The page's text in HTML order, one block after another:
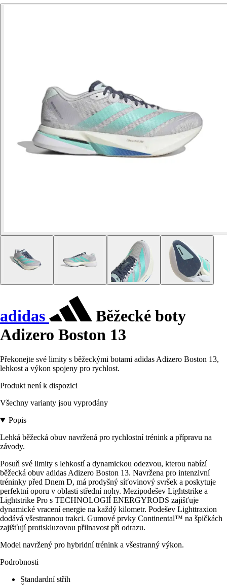
adidas
Běžecké boty
Adizero Boston 13
Překonejte své limity s běžeckými botami adidas Adizero Boston 13,
lehkost a výkon spojeny pro rychlost.
Produkt není k dispozici
Všechny varianty jsou vyprodány
Popis
Lehká běžecká obuv navržená pro rychlostní trénink a přípravu na
závody.
Posuň své limity s lehkostí a dynamickou odezvou, kterou nabízí
běžecká obuv adidas Adizero Boston 13. Navržena pro intenzivní
tréninky před Dnem D, má prodyšný síťovinový svršek a poskytuje
perfektní oporu v oblasti střední nohy. Mezipodešev Lightstrike a
Lightstrike Pro s TECHNOLOGIÍ ENERGYRODS zajišťuje
dynamické vracení energie na každý kilometr. Podešev Lighttraxion
dodává všestrannou trakci. Gumové prvky Continental™ na špičkách
zajišťují protiskluzovou přilnavost při odrazu.
Model navržený pro hybridní trénink a všestranný výkon.
Podrobnosti
Standardní střih